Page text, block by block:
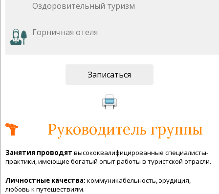
Оздоровительный туризм
Горничная отеля
Записаться
Руководитель группы
Занятия проводят высококвалифицированные специалисты-
практики, имеющие богатый опыт работы в туристской отрасли.
Личностные качества: коммуникабельность, эрудиция,
любовь к путешествиям.